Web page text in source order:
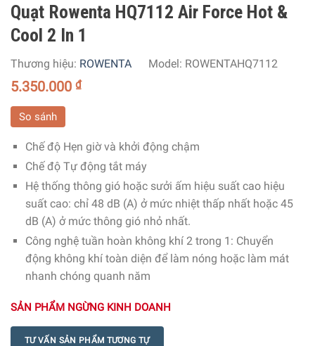
Quạt Rowenta HQ7112 Air Force Hot &
Cool 2 In 1
Thương hiệu: ROWENTA Model: ROWENTAHQ7112
5.350.000 ₫
So sánh
Chế độ Hẹn giờ và khởi động chậm
Chế độ Tự động tắt máy
Hệ thống thông gió hoặc sưởi ấm hiệu suất cao hiệu
suất cao: chỉ 48 dB (A) ở mức nhiệt thấp nhất hoặc 45
dB (A) ở mức thông gió nhỏ nhất.
Công nghệ tuần hoàn không khí 2 trong 1: Chuyển
động không khí toàn diện để làm nóng hoặc làm mát
nhanh chóng quanh năm
SẢN PHẨM NGỪNG KINH DOANH
TƯ VẤN SẢN PHẨM TƯƠNG TỰ